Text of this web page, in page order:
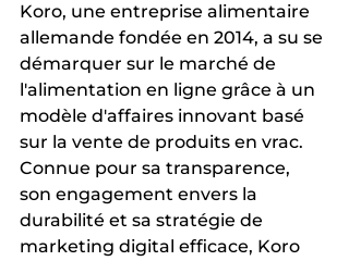
Koro, une entreprise alimentaire
allemande fondée en 2014, a su se
démarquer sur le marché de
l'alimentation en ligne grâce à un
modèle d'affaires innovant basé
sur la vente de produits en vrac.
Connue pour sa transparence,
son engagement envers la
durabilité et sa stratégie de
marketing digital efficace, Koro